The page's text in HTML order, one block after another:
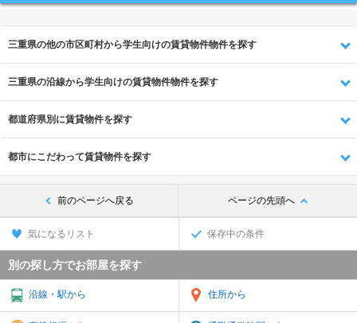
三重県の他の市区町村から学生向けの賃貸物件物件を探す
三重県の沿線から学生向けの賃貸物件物件を探す
都道府県別に賃貸物件を探す
都市にこだわって賃貸物件を探す
前のページへ戻る ページの先頭へ
気になるリスト 保存中の条件
別の探し方でお部屋を探す
沿線・駅から 住所から